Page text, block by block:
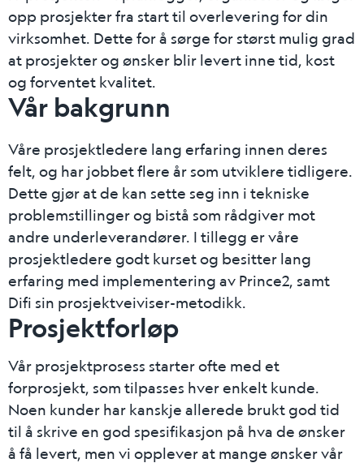
opp prosjekter fra start til overlevering for din
virksomhet. Dette for å sørge for størst mulig grad
at prosjekter og ønsker blir levert inne tid, kost
og forventet kvalitet.
Vår bakgrunn
Våre prosjektledere lang erfaring innen deres
felt, og har jobbet flere år som utviklere tidligere.
Dette gjør at de kan sette seg inn i tekniske
problemstillinger og bistå som rådgiver mot
andre underleverandører. I tillegg er våre
prosjektledere godt kurset og besitter lang
erfaring med implementering av Prince2, samt
Difi sin prosjektveiviser-metodikk.
Prosjektforløp
Vår prosjektprosess starter ofte med et
forprosjekt, som tilpasses hver enkelt kunde.
Noen kunder har kanskje allerede brukt god tid
til å skrive en god spesifikasjon på hva de ønsker
å få levert, men vi opplever at mange ønsker vår